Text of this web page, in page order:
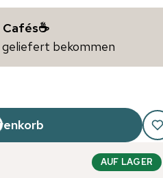
bekommen
AUF LAGER